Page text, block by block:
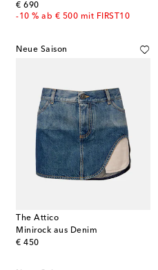
€ 690
original price
-10 % ab € 500 mit FIRST10
Neue Saison
The Attico
Minirock aus Denim
€ 450
original price